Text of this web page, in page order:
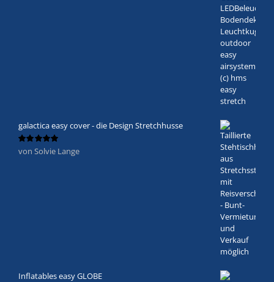
galactica easy cover - die Design Stretchhusse
Bewertet
von Solvie Lange
Inflatables easy GLOBE